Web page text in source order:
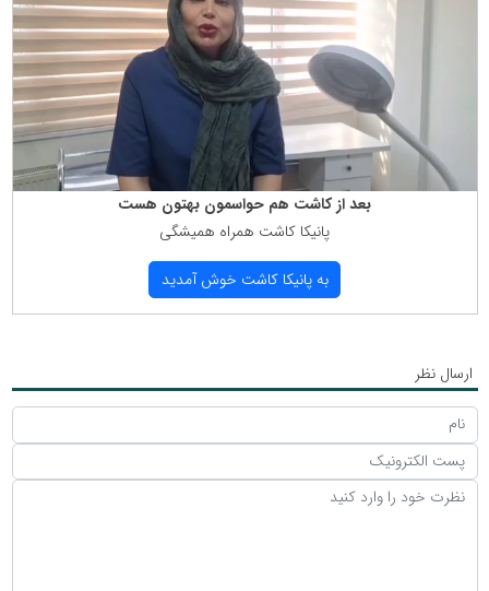
بعد از كاشت هم حواسمون بهتون هست
پانیكا كاشت همراه همیشگی
به پانیكا كاشت خوش آمدید
ارسال نظر